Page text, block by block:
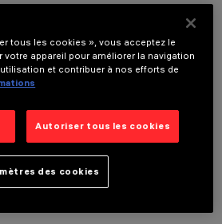
OPTIONNELS
tous les cookies », vous acceptez le
appareil pour améliorer la navigation
et contribuer à nos efforts de
Autoriser tous les cookies
des cookies